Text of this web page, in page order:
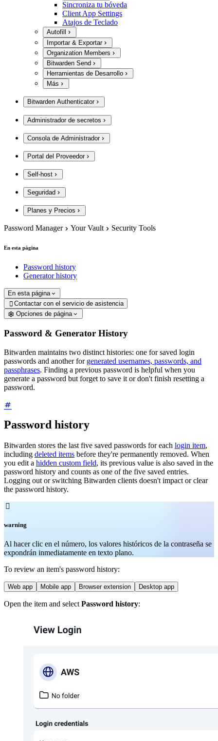
Sincroniza tu bóveda
Client App Settings
Atajos de Teclado
Autofill
Importar & Exportar
Organization Members
Bitwarden Send
Herramientas de Desarrollo
Más
Bitwarden Authenticator
Administrador de secretos
Consola de Administrador
Portal del Proveedor
Self-host
Seguridad
Planes y Precios
Password Manager Your Vault Security Tools
En esta página
Password history
Generator history
En esta página
 Contactar con el servicio de asistencia
Opciones de página
Password & Generator History
Bitwarden maintains two distinct histories: one for saved login
passwords and another for generated usernames, passwords, and
passphrases. Finding a previous password is helpful when you
generate a password but forget to save it or don't finish resetting a
password.
Password history
Bitwarden stores the last five saved passwords for each login item,
including deleted items before they're permanently removed. When
you edit a hidden custom field, its previous value is also saved in the
password history and counts as one of the five saved entries.
Logging out or switching Bitwarden clients doesn't impact or clear
the password history.

warning
Al hacer clic en el número, los valores históricos de la contraseña se
expondrán inmediatamente en texto plano.
To review an item's password history:
Web app Mobile app Browser extension Desktop app
Open the item and selectPassword history: